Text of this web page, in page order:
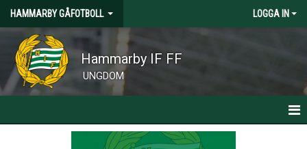
HAMMARBY GÅFOTBOLL LOGGA IN
Hammarby IF FF
UNGDOM